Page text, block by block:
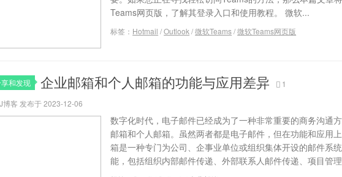
Teams网页版，了解其登录入口和使用教程。 微软...
标签： Hotmail /Outlook /微软Teams/微软Teams网页版
和发现 企业邮箱和个人邮箱的功能与应用差异
1
博客 发布于 2023-12-06
数字化时代，电子邮件已经成为了一种非常重要的商务沟通
邮箱和个人邮箱。虽然两者都是电子邮件，但在功能和应用
箱是一种专门为公司、企事业单位或组织集体开设的邮件系
能，包括组织内部邮件传递、外部联系人邮件传递、项目管